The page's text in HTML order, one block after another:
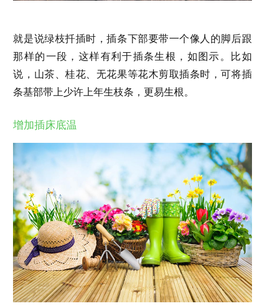
就是说绿枝扦插时，插条下部要带一个像人的脚后跟
那样的一段，这样有利于插条生根，如图示。比如
说，山茶、桂花、无花果等花木剪取插条时，可将插
条基部带上少许上年生枝条，更易生根。
增加插床底温